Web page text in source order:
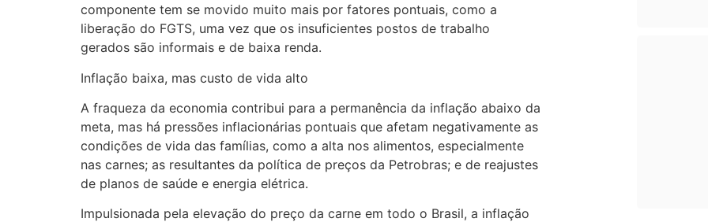
componente tem se movido muito mais por fatores pontuais, como a
liberação do FGTS, uma vez que os insuficientes postos de trabalho
gerados são informais e de baixa renda.
Inflação baixa, mas custo de vida alto
A fraqueza da economia contribui para a permanência da inflação abaixo da
meta, mas há pressões inflacionárias pontuais que afetam negativamente as
condições de vida das famílias, como a alta nos alimentos, especialmente
nas carnes; as resultantes da política de preços da Petrobras; e de reajustes
de planos de saúde e energia elétrica.
Impulsionada pela elevação do preço da carne em todo o Brasil, a inflação